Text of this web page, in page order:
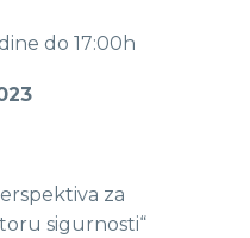
do 17:00h
za
sigurnosti“